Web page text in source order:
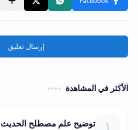
إرسال تعليق
الأكثر في المشاهدة
توضيح علم مصطلح